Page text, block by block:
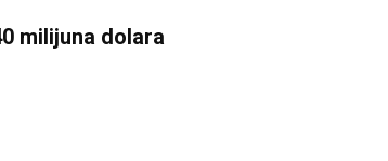
milijuna dolara